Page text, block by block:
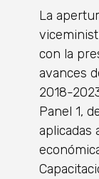
La
con la
avances
2018-
Panel 1,
aplicadas